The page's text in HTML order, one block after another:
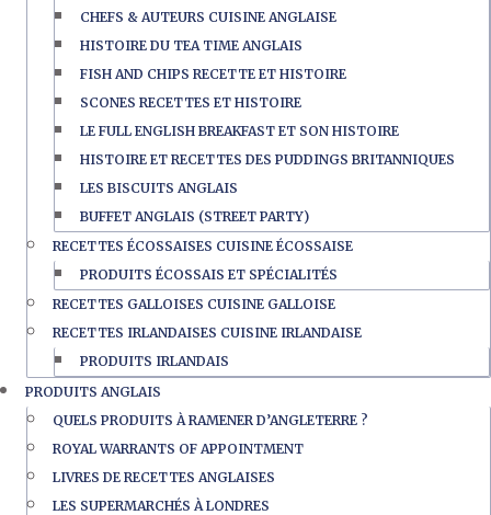
CHEFS & AUTEURS CUISINE ANGLAISE
HISTOIRE DU TEA TIME ANGLAIS
FISH AND CHIPS RECETTE ET HISTOIRE
SCONES RECETTES ET HISTOIRE
LE FULL ENGLISH BREAKFAST ET SON HISTOIRE
HISTOIRE ET RECETTES DES PUDDINGS BRITANNIQUES
LES BISCUITS ANGLAIS
BUFFET ANGLAIS (STREET PARTY)
RECETTES ÉCOSSAISES CUISINE ÉCOSSAISE
PRODUITS ÉCOSSAIS ET SPÉCIALITÉS
RECETTES GALLOISES CUISINE GALLOISE
RECETTES IRLANDAISES CUISINE IRLANDAISE
PRODUITS IRLANDAIS
PRODUITS ANGLAIS
QUELS PRODUITS À RAMENER D’ANGLETERRE ?
ROYAL WARRANTS OF APPOINTMENT
LIVRES DE RECETTES ANGLAISES
LES SUPERMARCHÉS À LONDRES